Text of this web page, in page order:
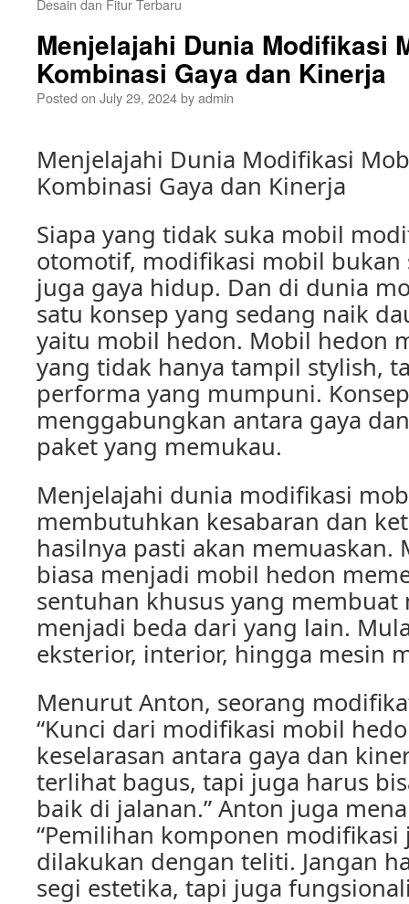
Desain dan Fitur Terbaru
Menjelajahi Dunia Modifikasi
Kombinasi Gaya dan Kinerja
Posted on July 29, 2024byadmin
Menjelajahi Dunia Modifikasi
Kombinasi Gaya dan Kinerja
Siapa yang tidak suka mobil
otomotif, modifikasi mobil bukan
juga gaya hidup. Dan di dunia
satu konsep yang sedang naik
yaitu mobil hedon. Mobil hedon
yang tidak hanya tampil stylish,
performa yang mumpuni.
menggabungkan antara gaya
paket yang memukau.
Menjelajahi dunia modifikasi
membutuhkan kesabaran dan
hasilnya pasti akan memuaskan.
biasa menjadi mobil hedon
sentuhan khusus yang
menjadi beda dari yang lain.
eksterior, interior, hingga mesin
Menurut Anton, seorang
“Kunci dari modifikasi mobil
keselarasan antara gaya dan
terlihat bagus, tapi juga harus
baik di jalanan.” Anton juga
“Pemilihan komponen modifikasi
dilakukan dengan teliti. Jangan
segi estetika, tapi juga